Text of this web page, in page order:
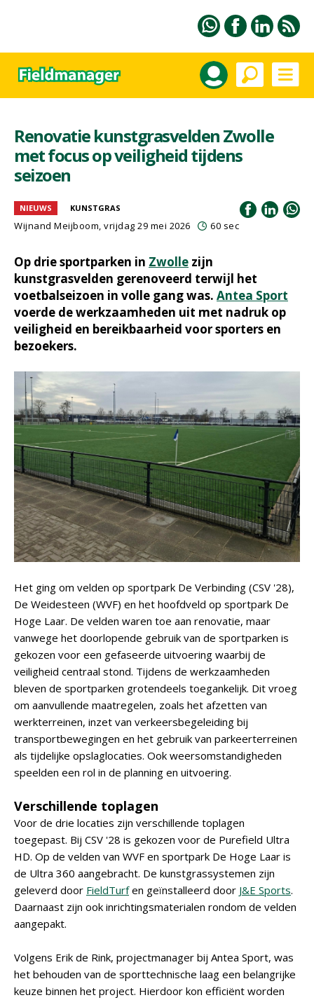
Renovatie kunstgrasvelden Zwolle
met focus op veiligheid tijdens
seizoen
NIEUWS KUNSTGRAS
Wijnand Meijboom, vrijdag 29 mei 2026 60 sec
Op drie sportparken in Zwolle zijn
kunstgrasvelden gerenoveerd terwijl het
voetbalseizoen in volle gang was. Antea Sport
voerde de werkzaamheden uit met nadruk op
veiligheid en bereikbaarheid voor sporters en
bezoekers.
Het ging om velden op sportpark De Verbinding (CSV '28),
De Weidesteen (WVF) en het hoofdveld op sportpark De
Hoge Laar. De velden waren toe aan renovatie, maar
vanwege het doorlopende gebruik van de sportparken is
gekozen voor een gefaseerde uitvoering waarbij de
veiligheid centraal stond. Tijdens de werkzaamheden
bleven de sportparken grotendeels toegankelijk. Dit vroeg
om aanvullende maatregelen, zoals het afzetten van
werkterreinen, inzet van verkeersbegeleiding bij
transportbewegingen en het gebruik van parkeerterreinen
als tijdelijke opslaglocaties. Ook weersomstandigheden
speelden een rol in de planning en uitvoering.
Verschillende toplagen
Voor de drie locaties zijn verschillende toplagen
toegepast. Bij CSV '28 is gekozen voor de Purefield Ultra
HD. Op de velden van WVF en sportpark De Hoge Laar is
de Ultra 360 aangebracht. De kunstgrassystemen zijn
geleverd door FieldTurfen geïnstalleerd door J&E Sports.
Daarnaast zijn ook inrichtingsmaterialen rondom de velden
aangepakt.
Volgens Erik de Rink, projectmanager bij Antea Sport, was
het behouden van de sporttechnische laag een belangrijke
keuze binnen het project. Hierdoor kon efficiënt worden